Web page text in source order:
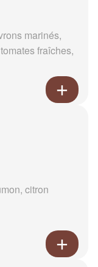
marinés,
fraîches,
citron